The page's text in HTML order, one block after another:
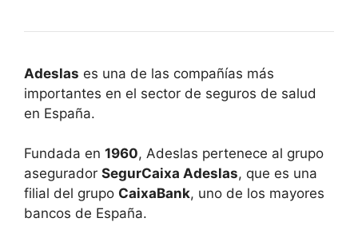
Adeslas es una de las compañías más
importantes en el sector de seguros de salud
en España.
Fundada en 1960, Adeslas pertenece al grupo
asegurador SegurCaixa Adeslas, que es una
filial del grupo CaixaBank, uno de los mayores
bancos de España.